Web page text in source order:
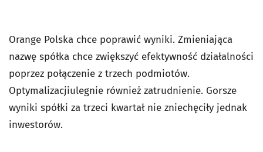
Orange Polska chce poprawić wyniki. Zmieniająca
nazwę spółka chce zwiększyć efektywność działalności
poprzez połączenie z trzech podmiotów.
Optymalizacjiulegnie również zatrudnienie. Gorsze
wyniki spółki za trzeci kwartał nie zniechęciły jednak
inwestorów.